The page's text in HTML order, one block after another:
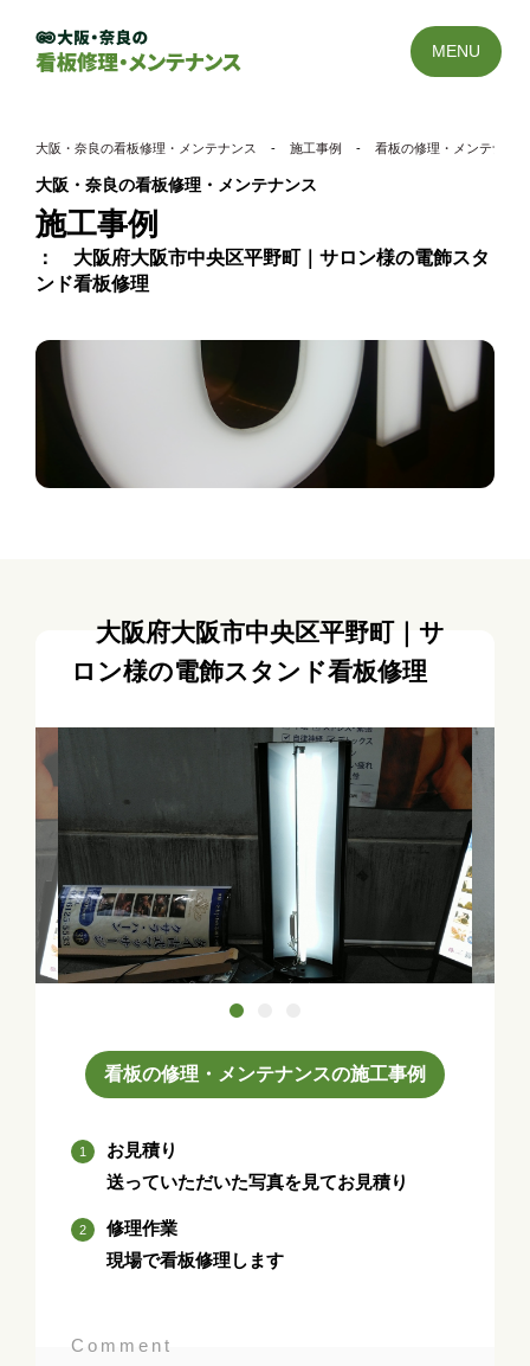
MENU
大阪・奈良の看板修理・メンテナンス - 施工事例 - 看板の修理・メンテナンス
大阪・奈良の看板修理・メンテナンス
施工事例
大阪府大阪市中央区平野町｜サロン様の電飾スタ
ンド看板修理
大阪府大阪市中央区平野町｜サ
ロン様の電飾スタンド看板修理
看板の修理・メンテナンスの施工事例
お見積り
送っていただいた写真を見てお見積り
修理作業
現場で看板修理します
Comment